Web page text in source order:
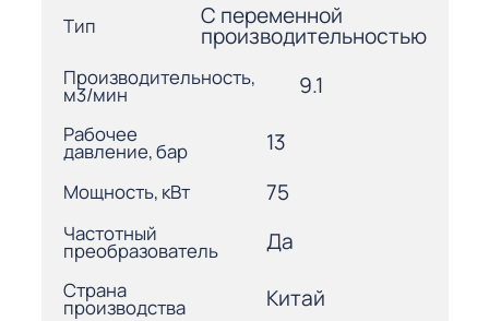
Тип С переменной
производительностью
Производительность,
м3/мин 9.1
Рабочее
давление, бар 13
Мощность, кВт 75
Частотный
преобразователь Да
Страна
производства Китай